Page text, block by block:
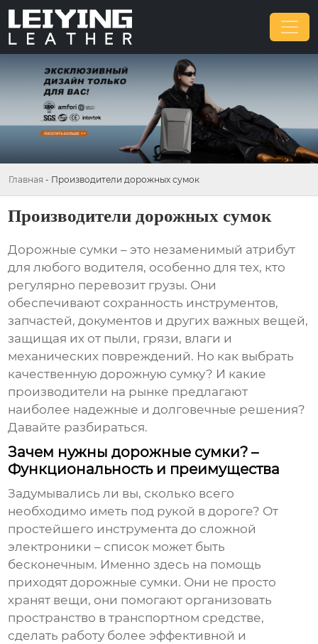
Главная - Производители дорожных сумок
Производители дорожных сумок
Дорожные сумки – это незаменимый атрибут
для любого водителя, особенно для тех, кто
регулярно перевозит грузы. Они
обеспечивают сохранность инструментов,
запчастей, документов и других важных вещей,
защищая их от пыли, грязи, влаги и
механических повреждений. Но как выбрать
качественную дорожную сумку? И какие
производители на рынке предлагают
наиболее надежные и долговечные решения?
Давайте разбираться.
Зачем нужны дорожные сумки? –
Функциональность и преимущества
Задумывались ли вы, сколько всего
необходимо иметь под рукой в дороге? От
простейшего инструмента до сложной
электроники – список может быть
бесконечным. Именно здесь на помощь
приходятдорожные сумки. Они не просто
хранят вещи, они помогают организовать
пространство в транспортном средстве,
сделать работу более эффективной и